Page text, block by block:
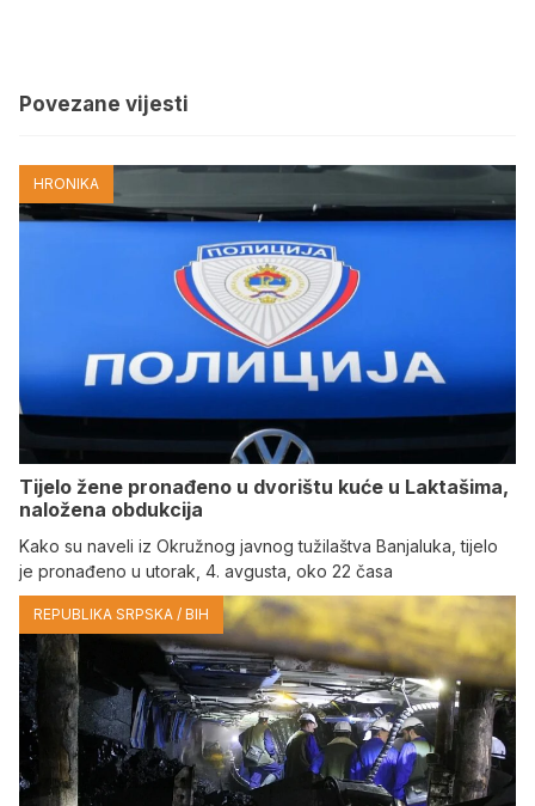
Povezane vijesti
HRONIKA
Tijelo žene pronađeno u dvorištu kuće u Laktašima,
naložena obdukcija
Kako su naveli iz Okružnog javnog tužilaštva Banjaluka, tijelo
je pronađeno u utorak, 4. avgusta, oko 22 časa
REPUBLIKA SRPSKA / BIH